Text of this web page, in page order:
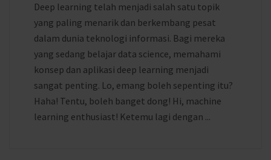
Deep learning telah menjadi salah satu topik
yang paling menarik dan berkembang pesat
dalam dunia teknologi informasi. Bagi mereka
yang sedang belajar data science, memahami
konsep dan aplikasi deep learning menjadi
sangat penting. Lo, emang boleh sepenting itu?
Haha! Tentu, boleh banget dong! Hi, machine
learning enthusiast! Ketemu lagi dengan ...